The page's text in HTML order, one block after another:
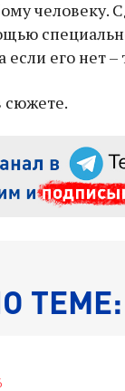
человеку.
его нет –
сюжете.
ТЕМЕ: